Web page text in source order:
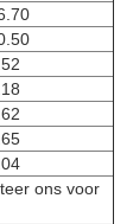
ons voor